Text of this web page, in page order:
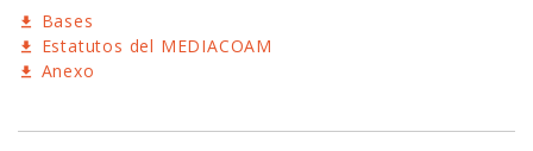
Bases
Estatutos del MEDIACOAM
Anexo